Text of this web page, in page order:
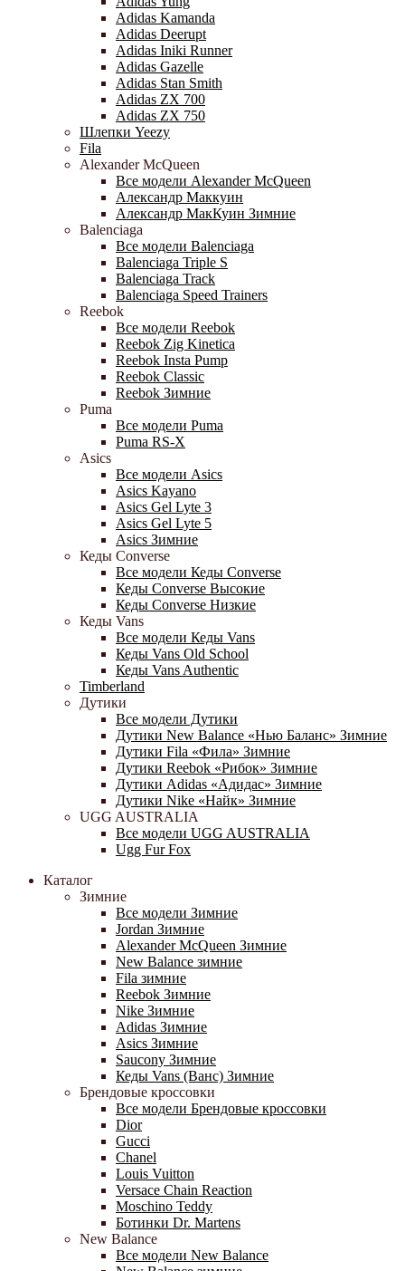
Adidas Kamanda
Adidas Deerupt
Adidas Iniki Runner
Adidas Gazelle
Adidas Stan Smith
Adidas ZX 700
Adidas ZX 750
Шлепки Yeezy
Fila
Alexander McQueen
Все модели Alexander McQueen
Александр Маккуин
Александр МакКуин Зимние
Balenciaga
Все модели Balenciaga
Balenciaga Triple S
Balenciaga Track
Balenciaga Speed Trainers
Reebok
Все модели Reebok
Reebok Zig Kinetica
Reebok Insta Pump
Reebok Classic
Reebok Зимние
Puma
Все модели Puma
Puma RS-X
Asics
Все модели Asics
Asics Kayano
Asics Gel Lyte 3
Asics Gel Lyte 5
Asics Зимние
Кеды Converse
Все модели Кеды Converse
Кеды Converse Высокие
Кеды Converse Низкие
Кеды Vans
Все модели Кеды Vans
Кеды Vans Old School
Кеды Vans Authentic
Timberland
Дутики
Все модели Дутики
Дутики New Balance «Нью Баланс» Зимние
Дутики Fila «Фила» Зимние
Дутики Reebok «Рибок» Зимние
Дутики Adidas «Адидас» Зимние
Дутики Nike «Найк» Зимние
UGG AUSTRALIA
Все модели UGG AUSTRALIA
Ugg Fur Fox
Каталог
Зимние
Все модели Зимние
Jordan Зимние
Alexander McQueen Зимние
New Balance зимние
Fila зимние
Reebok Зимние
Nike Зимние
Adidas Зимние
Asics Зимние
Saucony Зимние
Кеды Vans (Ванс) Зимние
Брендовые кроссовки
Все модели Брендовые кроссовки
Dior
Gucci
Chanel
Louis Vuitton
Versace Chain Reaction
Moschino Teddy
Ботинки Dr. Martens
New Balance
Все модели New Balance